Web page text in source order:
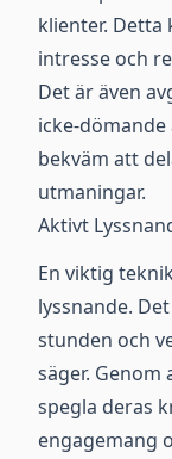
klienter. Detta
intresse och
Det är även
icke-
bekväm att
utmaningar.
Aktivt
En viktig
lyssnande.
stunden och
säger.
spegla deras
engagemang